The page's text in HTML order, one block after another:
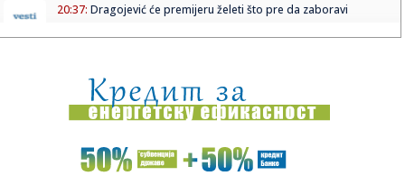
20:37: Dragojević će premijeru želeti što pre da zaboravi
20:28:Litvanci surovo iskreni: "Niko nije uzbuđen zbog Partizana –
Z...
20:27:Smailagić je predstavljen - više nema dileme gde nastavlja
kari...